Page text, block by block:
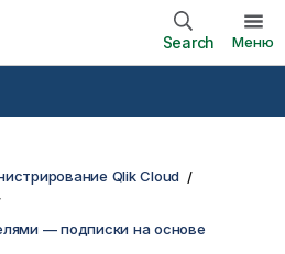
Search Меню
Qlik Cloud
— подписки на основе